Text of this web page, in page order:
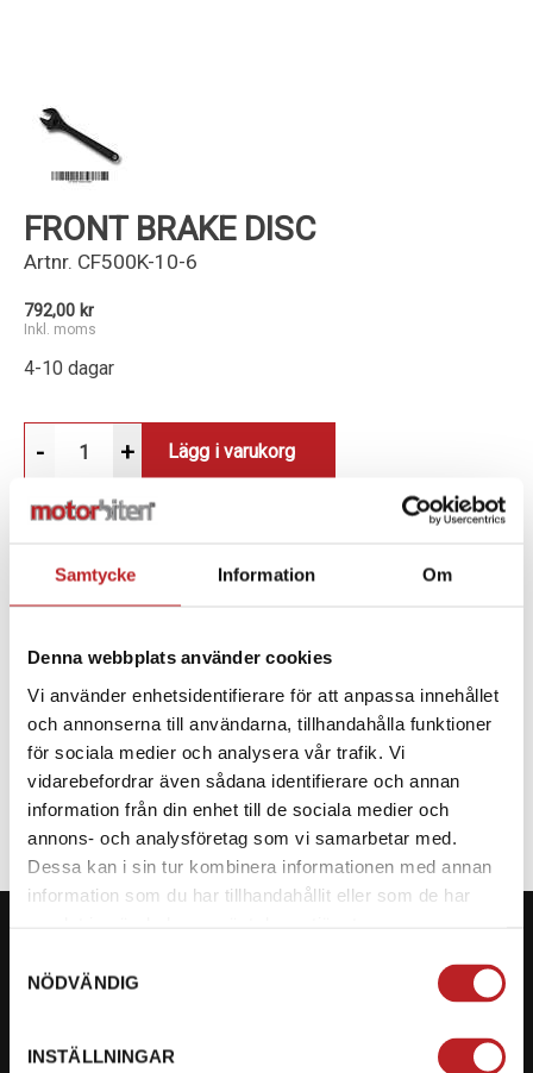
Samtycke Information Om
Denna webbplats använder cookies
Vi använder enhetsidentifierare för att anpassa innehållet
och annonserna till användarna, tillhandahålla funktioner
för sociala medier och analysera vår trafik. Vi
vidarebefordrar även sådana identifierare och annan
information från din enhet till de sociala medier och
annons- och analysföretag som vi samarbetar med.
Dessa kan i sin tur kombinera informationen med annan
information som du har tillhandahållit eller som de har
NÖDVÄNDIG
INSTÄLLNINGAR
FRONT BRAKE DISC
Artnr. CF500K-10-6
792,00 kr
Inkl. moms
4-10 dagar
- + Lägg i varukorg
Reservdel till CF Moto
SPECIFIKATION
Ångra mitt köp